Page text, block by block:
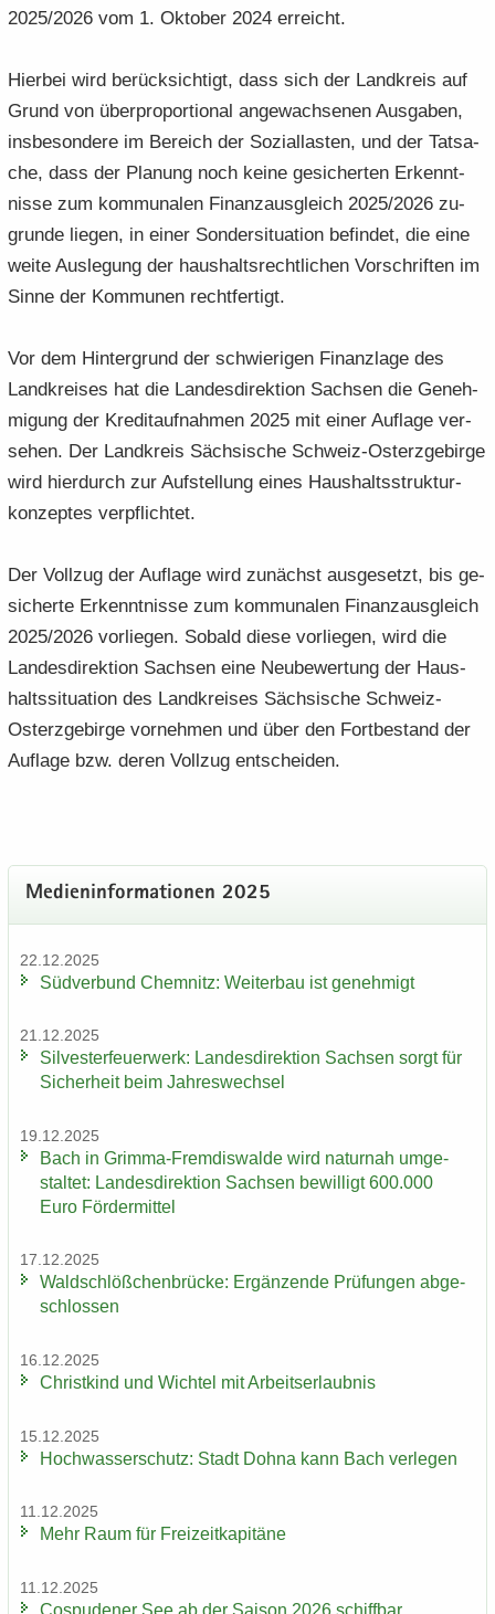
2025/2026 vom 1. Ok­to­ber 2024 er­reicht.
Hier­bei wird be­rück­sich­tigt, dass sich der Land­kreis auf
Grund von über­pro­por­tio­nal an­ge­wach­se­nen Aus­ga­ben,
ins­be­son­de­re im Be­reich der So­zi­al­las­ten, und der Tat­sa­
che, dass der Pla­nung noch keine ge­si­cher­ten Er­kennt­
nis­se zum kom­mu­na­len Fi­nanz­aus­gleich 2025/2026 zu­
grun­de lie­gen, in einer Son­der­si­tua­ti­on be­fin­det, die eine
weite Aus­le­gung der haus­halts­recht­li­chen Vor­schrif­ten im
Sinne der Kom­mu­nen recht­fer­tigt.
Vor dem Hin­ter­grund der schwie­ri­gen Fi­nanz­la­ge des
Land­krei­ses hat die Lan­des­di­rek­ti­on Sach­sen die Ge­neh­
mi­gung der Kre­dit­auf­nah­men 2025 mit einer Auf­la­ge ver­
se­hen. Der Land­kreis Säch­si­sche Schweiz-​Osterzgebirge
wird hier­durch zur Auf­stel­lung eines Haus­halts­struk­tur­
kon­zep­tes ver­pflich­tet.
Der Voll­zug der Auf­la­ge wird zu­nächst aus­ge­setzt, bis ge­
si­cher­te Er­kennt­nis­se zum kom­mu­na­len Fi­nanz­aus­gleich
2025/2026 vor­lie­gen. So­bald diese vor­lie­gen, wird die
Lan­des­di­rek­ti­on Sach­sen eine Neu­be­wer­tung der Haus­
halts­si­tua­ti­on des Land­krei­ses Säch­si­sche Schweiz-​
Osterzgebirge vor­neh­men und über den Fort­be­stand der
Auf­la­ge bzw. deren Voll­zug ent­schei­den.
Me­di­en­in­for­ma­tio­nen 2025
22.12.2025
Süd­ver­bund Chem­nitz: Wei­ter­bau ist ge­neh­migt
21.12.2025
Sil­ves­ter­feu­er­werk: Lan­des­di­rek­ti­on Sach­sen sorgt für
Si­cher­heit beim Jah­res­wech­sel
19.12.2025
Bach in Grimma-​Fremdiswalde wird na­tur­nah um­ge­
stal­tet: Lan­des­di­rek­ti­on Sach­sen be­wil­ligt 600.000
Euro För­der­mit­tel
17.12.2025
Wald­schlöß­chen­brü­cke: Er­gän­zen­de Prü­fun­gen ab­ge­
schlos­sen
16.12.2025
Christ­kind und Wich­tel mit Ar­beits­er­laub­nis
15.12.2025
Hoch­was­ser­schutz: Stadt Dohna kann Bach ver­le­gen
11.12.2025
Mehr Raum für Frei­zeit­ka­pi­tä­ne
11.12.2025
Cos­pu­de­ner See ab der Sai­son 2026 schiff­bar